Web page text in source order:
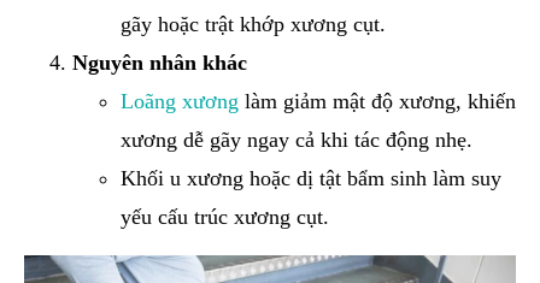
gãy hoặc trật khớp xương cụt.
Nguyên nhân khác
Loãng xương làm giảm mật độ xương, khiến
xương dễ gãy ngay cả khi tác động nhẹ.
Khối u xương hoặc dị tật bẩm sinh làm suy
yếu cấu trúc xương cụt.